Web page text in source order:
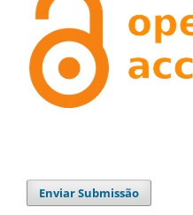
Enviar Submissão